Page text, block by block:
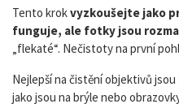
Tento krokvyzkoušejte jako
funguje, ale fotky jsou
„flekaté“. Nečistoty na první
Nejlepší na čistění objektivů jsou
jako jsou na brýle nebo